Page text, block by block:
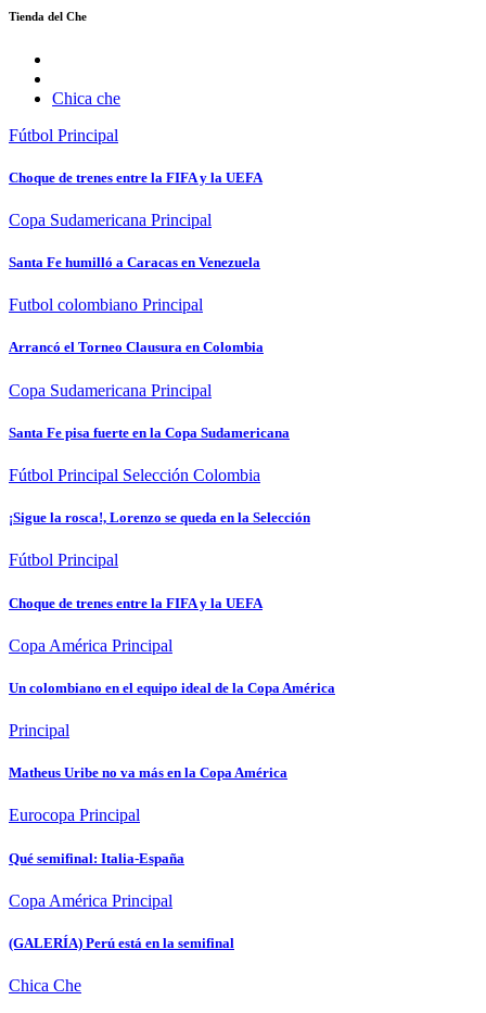
Tienda del Che
Chica che
Fútbol Principal
Choque de trenes entre la FIFA y la UEFA
Copa Sudamericana Principal
Santa Fe humilló a Caracas en Venezuela
Futbol colombiano Principal
Arrancó el Torneo Clausura en Colombia
Copa Sudamericana Principal
Santa Fe pisa fuerte en la Copa Sudamericana
Fútbol Principal Selección Colombia
¡Sigue la rosca!, Lorenzo se queda en la Selección
Fútbol Principal
Choque de trenes entre la FIFA y la UEFA
Copa América Principal
Un colombiano en el equipo ideal de la Copa América
Principal
Matheus Uribe no va más en la Copa América
Eurocopa Principal
Qué semifinal: Italia-España
Copa América Principal
(GALERÍA) Perú está en la semifinal
Chica Che